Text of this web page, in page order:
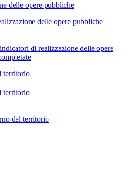
delle opere pubbliche
delle opere pubbliche
di realizzazione delle opere
territorio
territorio
del territorio